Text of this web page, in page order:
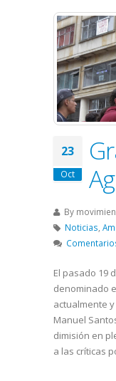
23
Oct
By
Noticias,
El pasado 19
denominado
actualmente
Manuel
dimisión en
a las críticas